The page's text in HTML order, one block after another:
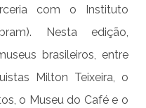
com o Instituto
Nesta edição,
brasileiros, entre
Milton Teixeira, o
o Museu do Café e o